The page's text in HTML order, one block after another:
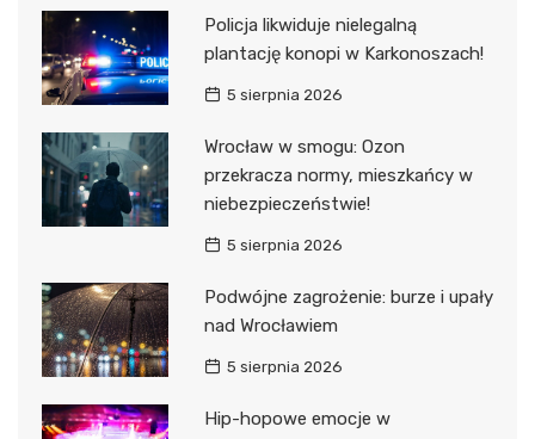
Policja likwiduje nielegalną
plantację konopi w Karkonoszach!
5 sierpnia 2026
Wrocław w smogu: Ozon
przekracza normy, mieszkańcy w
niebezpieczeństwie!
5 sierpnia 2026
Podwójne zagrożenie: burze i upały
nad Wrocławiem
5 sierpnia 2026
Hip-hopowe emocje w